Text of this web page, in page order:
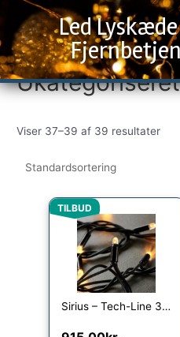
indholdet
Led
Ukategoriseret
Viser 37–39 af 39 resultater
TILBUD
Sirius – Tech-Line 300 lys, u/stikprop, Varm Hvid
Den
oprindelige
pris
var:
999.00kr..
aktuelle
pris
er:
915.00kr..